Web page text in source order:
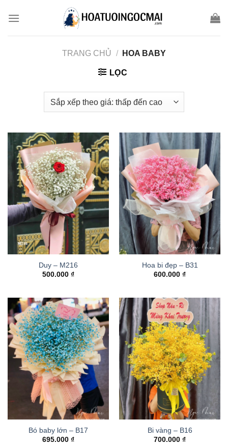
TRANG CHỦ / HOA BABY
LỌC
Duy – M216
500.000 ₫
Hoa bi đẹp – B31
600.000 ₫
Bó baby lớn – B17
695.000 ₫
Bi vàng – B16
700.000 ₫